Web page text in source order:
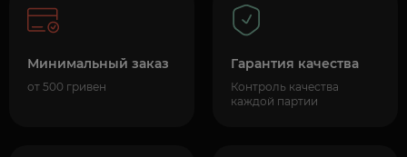
Минимальный заказ
от 500 гривен
Гарантия качества
Контроль качества
каждой партии